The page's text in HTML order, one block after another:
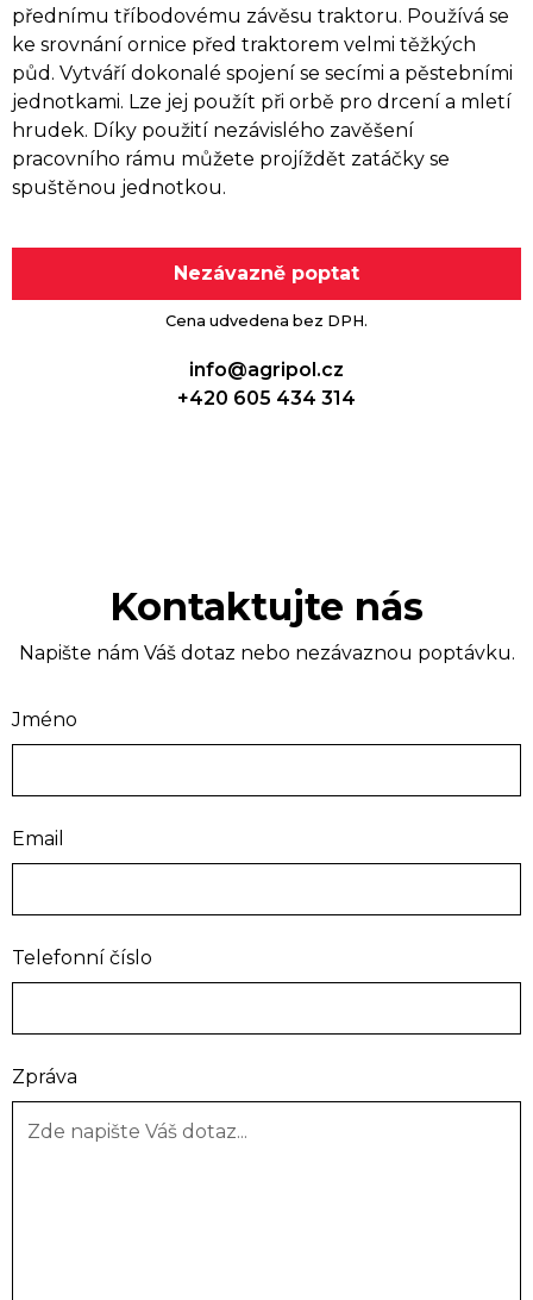
přednímu tříbodovému závěsu traktoru. Používá se
ke srovnání ornice před traktorem velmi těžkých
půd. Vytváří dokonalé spojení se secími a pěstebními
jednotkami. Lze jej použít při orbě pro drcení a mletí
hrudek. Díky použití nezávislého zavěšení
pracovního rámu můžete projíždět zatáčky se
spuštěnou jednotkou.
Nezávazně poptat
Cena udvedena bez DPH.
info@agripol.cz
+420 605 434 314
Kontaktujte nás
Napište nám Váš dotaz nebo nezávaznou poptávku.
Jméno
Email
Telefonní číslo
Zpráva